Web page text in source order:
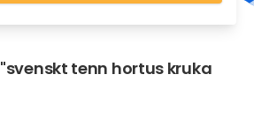
"svenskt tenn hortus kruka